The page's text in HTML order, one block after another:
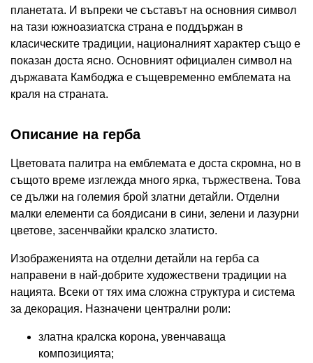
планетата. И въпреки че съставът на основния символ
на тази южноазиатска страна е поддържан в
класическите традиции, националният характер също е
показан доста ясно. Основният официален символ на
държавата Камбоджа е същевременно емблемата на
краля на страната.
Описание на герба
Цветовата палитра на емблемата е доста скромна, но в
същото време изглежда много ярка, тържествена. Това
се дължи на големия брой златни детайли. Отделни
малки елементи са боядисани в сини, зелени и лазурни
цветове, засенчвайки кралско златисто.
Изображенията на отделни детайли на герба са
направени в най-добрите художествени традиции на
нацията. Всеки от тях има сложна структура и система
за декорация. Назначени централни роли:
златна кралска корона, увенчаваща
композицията;